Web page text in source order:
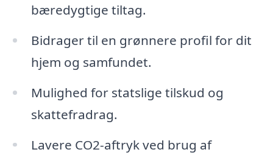
bæredygtige tiltag.
Bidrager til en grønnere profil for dit
hjem og samfundet.
Mulighed for statslige tilskud og
skattefradrag.
Lavere CO2-aftryk ved brug af